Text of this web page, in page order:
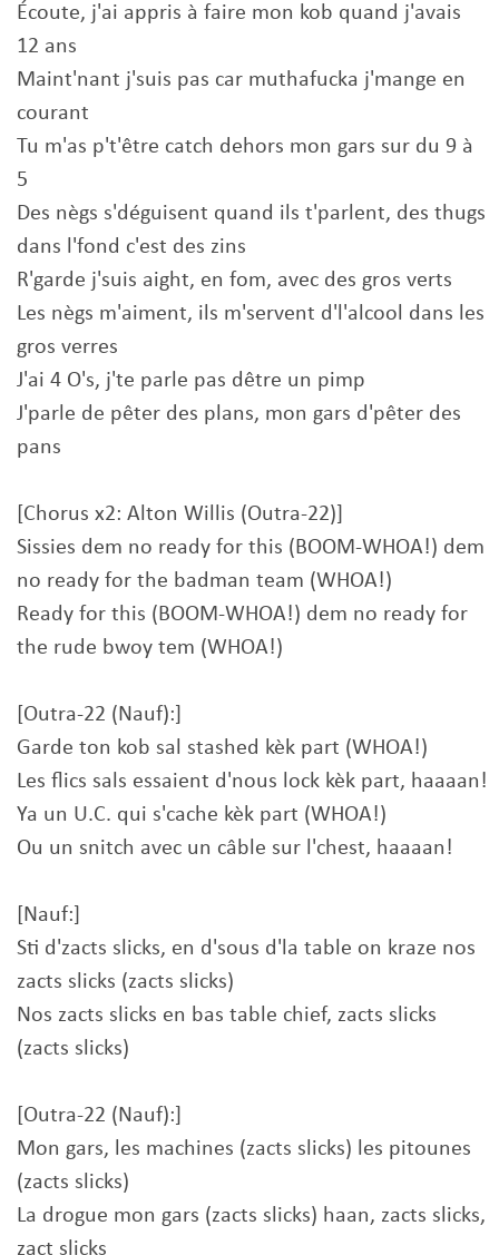
Écoute, j'ai appris à faire mon kob quand j'avais
12 ans
Maint'nant j'suis pas car muthafucka j'mange en
courant
Tu m'as p't'être catch dehors mon gars sur du 9 à
5
Des nègs s'déguisent quand ils t'parlent, des thugs
dans l'fond c'est des zins
R'garde j'suis aight, en fom, avec des gros verts
Les nègs m'aiment, ils m'servent d'l'alcool dans les
gros verres
J'ai 4 O's, j'te parle pas dêtre un pimp
J'parle de pêter des plans, mon gars d'pêter des
pans
[Chorus x2: Alton Willis (Outra-22)]
Sissies dem no ready for this (BOOM-WHOA!) dem
no ready for the badman team (WHOA!)
Ready for this (BOOM-WHOA!) dem no ready for
the rude bwoy tem (WHOA!)
[Outra-22 (Nauf):]
Garde ton kob sal stashed kèk part (WHOA!)
Les flics sals essaient d'nous lock kèk part, haaaan!
Ya un U.C. qui s'cache kèk part (WHOA!)
Ou un snitch avec un câble sur l'chest, haaaan!
[Nauf:]
Sti d'zacts slicks, en d'sous d'la table on kraze nos
zacts slicks (zacts slicks)
Nos zacts slicks en bas table chief, zacts slicks
(zacts slicks)
[Outra-22 (Nauf):]
Mon gars, les machines (zacts slicks) les pitounes
(zacts slicks)
La drogue mon gars (zacts slicks) haan, zacts slicks,
zact slicks